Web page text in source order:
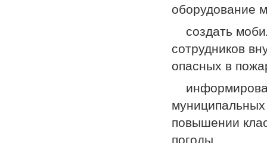
оборудование
создать
сотрудников
опасных в
повышении
погоды.